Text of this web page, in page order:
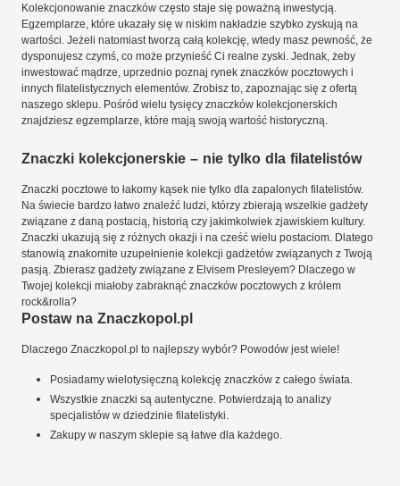
Kolekcjonowanie znaczków często staje się poważną inwestycją.
Egzemplarze, które ukazały się w niskim nakładzie szybko zyskują na
wartości. Jeżeli natomiast tworzą całą kolekcję, wtedy masz pewność, że
dysponujesz czymś, co może przynieść Ci realne zyski. Jednak, żeby
inwestować mądrze, uprzednio poznaj rynek znaczków pocztowych i
innych filatelistycznych elementów. Zrobisz to, zapoznając się z ofertą
naszego sklepu. Pośród wielu tysięcy znaczków kolekcjonerskich
znajdziesz egzemplarze, które mają swoją wartość historyczną.
Znaczki kolekcjonerskie – nie tylko dla filatelistów
Znaczki pocztowe to łakomy kąsek nie tylko dla zapalonych filatelistów.
Na świecie bardzo łatwo znaleźć ludzi, którzy zbierają wszelkie gadżety
związane z daną postacią, historią czy jakimkolwiek zjawiskiem kultury.
Znaczki ukazują się z różnych okazji i na cześć wielu postaciom. Dlatego
stanowią znakomite uzupełnienie kolekcji gadżetów związanych z Twoją
pasją. Zbierasz gadżety związane z Elvisem Presleyem? Dlaczego w
Twojej kolekcji miałoby zabraknąć znaczków pocztowych z królem
rock&rolla?
Postaw na Znaczkopol.pl
Dlaczego Znaczkopol.pl to najlepszy wybór? Powodów jest wiele!
Posiadamy wielotysięczną kolekcję znaczków z całego świata.
Wszystkie znaczki są autentyczne. Potwierdzają to analizy
specjalistów w dziedzinie filatelistyki.
Zakupy w naszym sklepie są łatwe dla każdego.